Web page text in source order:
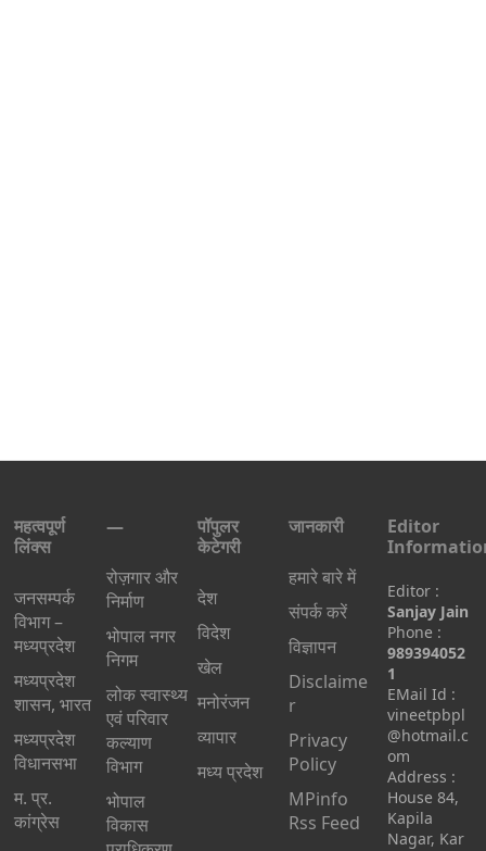
महत्वपूर्ण
लिंक्स
जनसम्पर्क
विभाग –
मध्यप्रदेश
मध्यप्रदेश
शासन, भारत
मध्‍यप्रदेश
विधानसभा
म. प्र.
कांग्रेस
—
रोज़गार और
निर्माण
भोपाल नगर
निगम
लोक स्वास्थ्य
एवं परिवार
कल्याण
विभाग
भोपाल
विकास
पॉपुलर
केटेगरी
देश
विदेश
खेल
मनोरंजन
व्यापार
मध्य प्रदेश
जानकारी
हमारे बारे में
संपर्क करें
विज्ञापन
Disclaime
r
Privacy
Policy
MPinfo
Rss Feed
Editor
Editor :
Sanjay Jain
Phone :
989394052
1
EMail Id :
vineetpbpl
@hotmail.c
om
Address :
House 84,
Kapila
Nagar, Kar